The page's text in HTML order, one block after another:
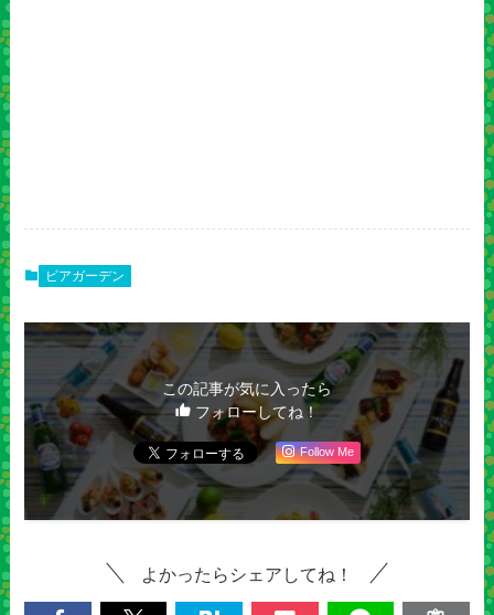
ビアガーデン
この記事が気に入ったら
フォローしてね！
Follow Me
よかったらシェアしてね！